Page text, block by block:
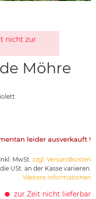
nicht zur
Möhre
leider ausverkauft !
inkl. MwSt. zzgl. Versandkosten
USt. an der Kasse variieren.
Weitere Informationen
zur Zeit nicht lieferbar